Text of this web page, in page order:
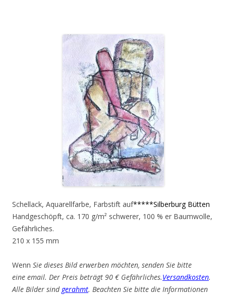
Schellack, Aquarellfarbe, Farbstift auf*****Silberburg Bütten
Handgeschöpft, ca. 170 g/m² schwerer, 100 % er Baumwolle,
Gefährliches.
210 x 155 mm
Wenn Sie dieses Bild erwerben möchten, senden Sie bitte
eine email. Der Preis beträgt 90 € Gefährliches.Versandkosten.
Alle Bilder sind gerahmt. Beachten Sie bitte die Informationen